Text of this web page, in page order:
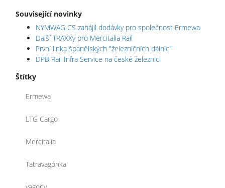
Související novinky
NYMWAG CS zahájil dodávky pro společnost Ermewa
Další TRAXXy pro Mercitalia Rail
První linka španělských "železničních dálnic"
DPB Rail Infra Service na české železnici
Štítky
Ermewa
LTG Cargo
Mercitalia
Tatravagónka